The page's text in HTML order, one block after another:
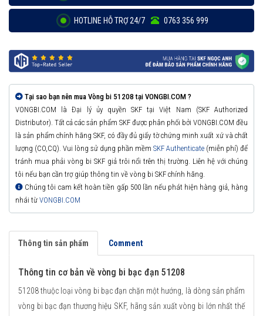
HOTLINE HỖ TRỢ 24/7 0763 356 999
Tại sao bạn nên mua Vòng bi 51208 tại VONGBI.COM ?
VONGBI.COM là Đại lý ủy quyền SKF tại Việt Nam (SKF Authorized
Distributor). Tất cả các sản phẩm SKF được phân phối bởi VONGBI.COM đều
là sản phẩm chính hãng SKF, có đầy đủ giấy tờ chứng minh xuất xứ và chất
lượng (CO,CQ). Vui lòng sử dụng phần mềm SKF Authenticate (miễn phí) để
tránh mua phải vòng bi SKF giả trôi nổi trên thị trường. Liên hệ với chúng
tôi nếu bạn cần trợ giúp thông tin về vòng bi SKF chính hãng.
Chúng tôi cam kết hoàn tiền gấp 500 lần nếu phát hiện hàng giả, hàng
nhái từ VONGBI.COM
Thông tin sản phẩm Comment
Thông tin cơ bản về vòng bi bạc đạn 51208
51208 thuộc loại vòng bi bạc đạn chặn một hướng, là dòng sản phẩm
vòng bi bạc đạn thương hiệu SKF, hãng sản xuất vòng bi lớn nhất thế